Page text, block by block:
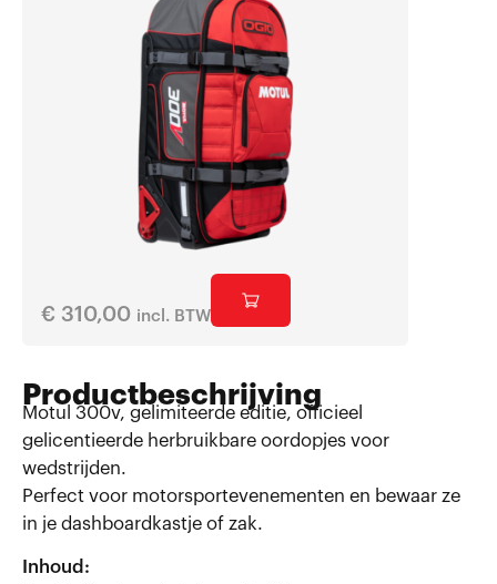
€ 310,00 incl. BTW
Productbeschrijving
Motul 300v, gelimiteerde editie, officieel
gelicentieerde herbruikbare oordopjes voor
wedstrijden.
Perfect voor motorsportevenementen en bewaar ze
in je dashboardkastje of zak.
Inhoud: